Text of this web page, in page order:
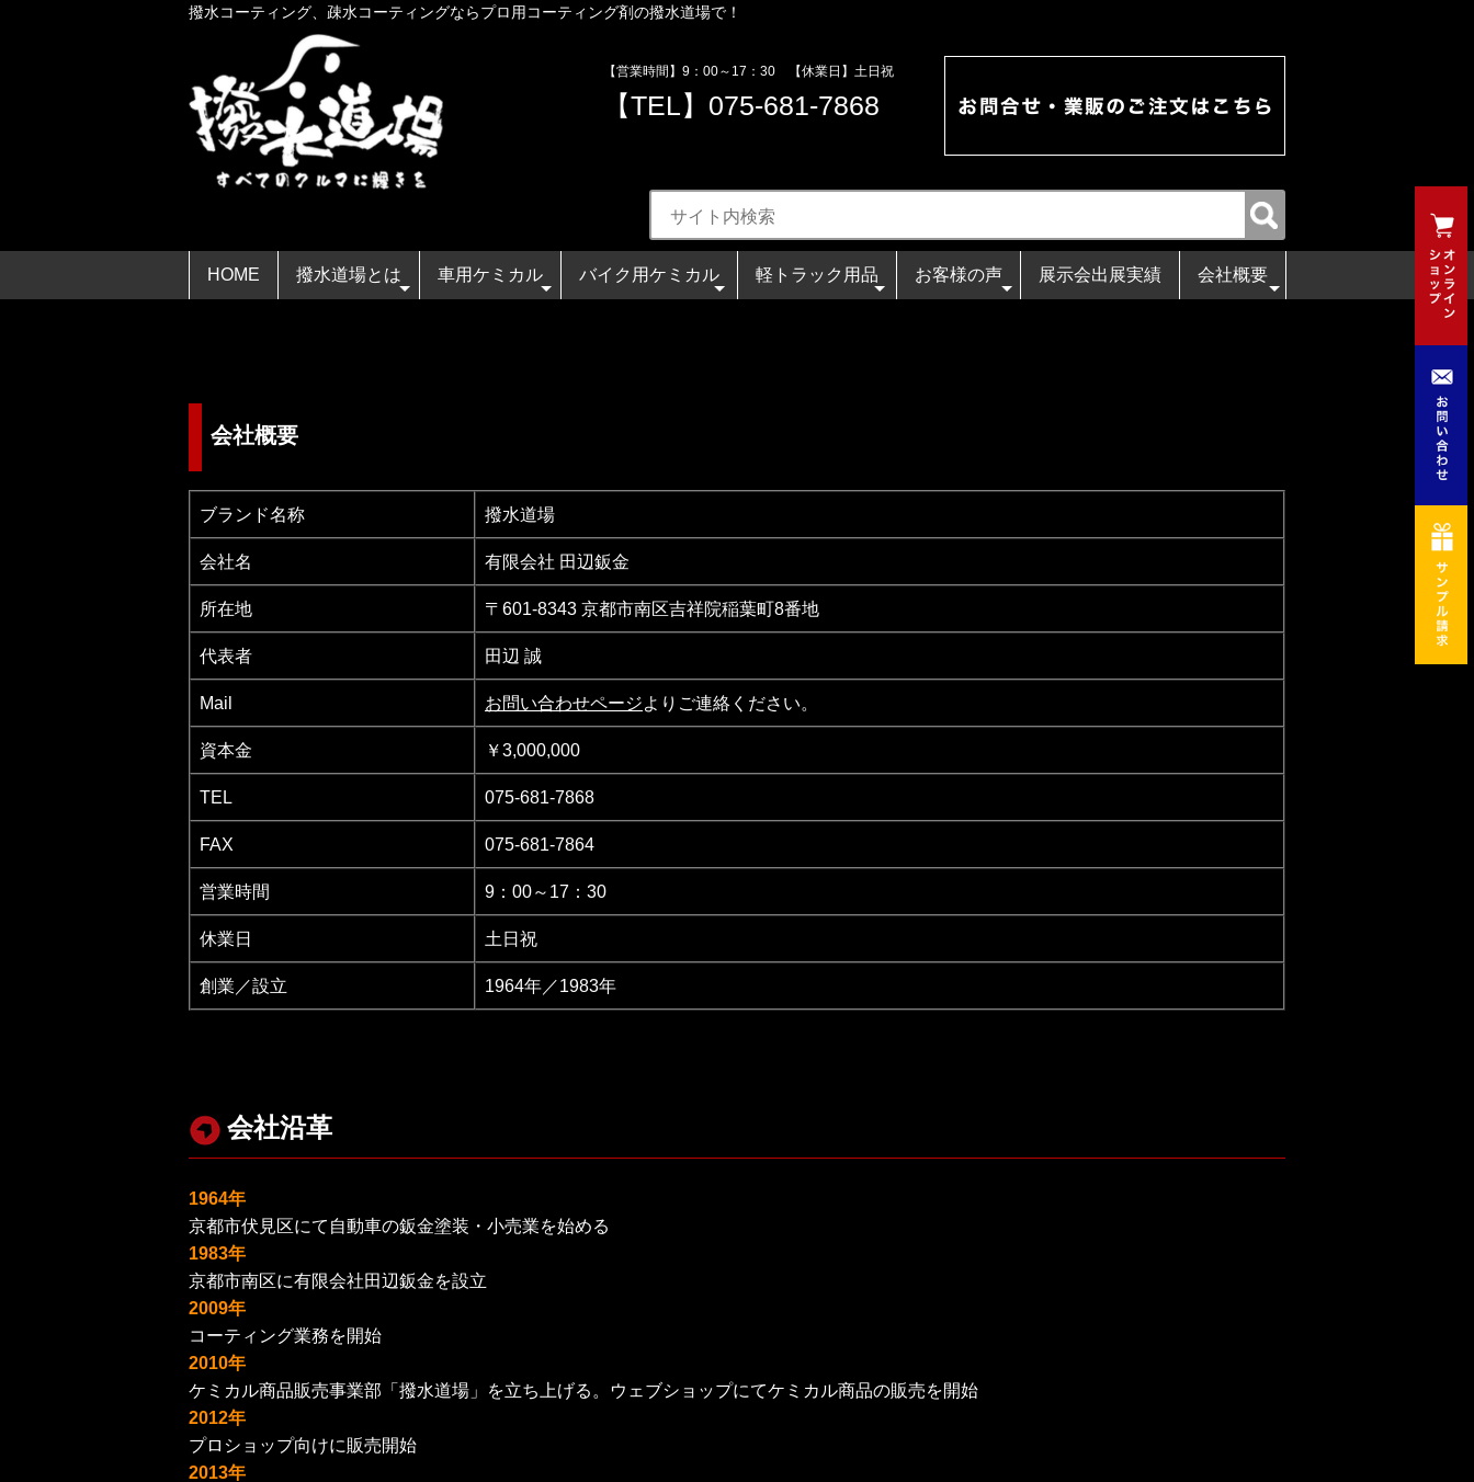
撥水コーティング、疎水コーティングならプロ用コーティング剤の撥水道場で！
【営業時間】9：00～17：30 【休業日】土日祝
【TEL】 075-681-7868
HOME 撥水道場とは 車用ケミカル バイク用ケミカル 軽トラック用品 お客様の声 展示会出展実績 会社概要
会社概要
ブランド名称 撥水道場
会社名 有限会社 田辺鈑金
所在地 〒601-8343 京都市南区吉祥院稲葉町8番地
代表者 田辺 誠
Mail お問い合わせページよりご連絡ください。
資本金 ￥3,000,000
TEL 075-681-7868
FAX 075-681-7864
営業時間 9：00～17：30
休業日 土日祝
創業／設立 1964年／1983年
会社沿革
1964年
京都市伏見区にて自動車の鈑金塗装・小売業を始める
1983年
京都市南区に有限会社田辺鈑金を設立
2009年
コーティング業務を開始
2010年
ケミカル商品販売事業部「撥水道場」を立ち上げる。ウェブショップにてケミカル商品の販売を開始
2012年
プロショップ向けに販売開始
2013年